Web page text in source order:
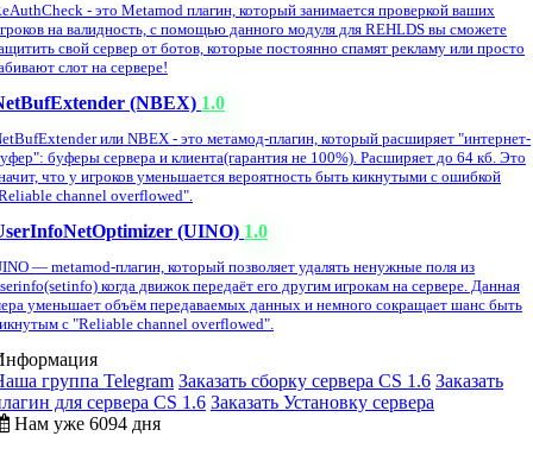
- это Metamod плагин, который занимается проверкой ваших
на валидность, с помощью данного модуля для REHLDS вы сможете
свой сервер от ботов, которые постоянно спамят рекламу или просто
слот на сервере!
(NBEX) 1.0
или NBEX - это метамод-плагин, который расширяет "интернет-
буферы сервера и клиента(гарантия не 100%). Расширяет до 64 кб. Это
что у игроков уменьшается вероятность быть кикнутыми с ошибкой
channel overflowed".
(UINO) 1.0
— metamod-плагин, который позволяет удалять ненужные поля из
когда движок передаёт его другим игрокам на сервере. Данная
уменьшает объём передаваемых данных и немного сокращает шанс быть
с "Reliable channel overflowed".
группа Telegram Заказать сборку сервера CS 1.6 Заказать
для сервера CS 1.6 Заказать Установку сервера
Нам уже 6094 дня